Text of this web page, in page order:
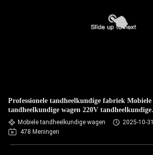
Professionele tandheelkundige fabriek Mobiele
tandheelkundige wagen 220V tandheelkundige
afleveringseenheid met orale camera Draagbare
tandheelkundige therapie-eenheid
Mobiele tandheelkundige wagen
2025-10-31
478 Meningen